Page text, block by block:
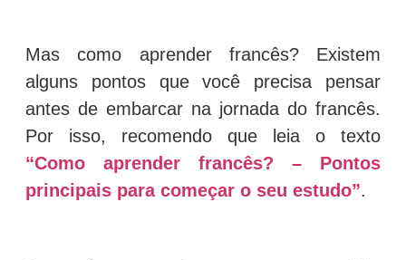
Mas como aprender francês? Existem
alguns pontos que você precisa pensar
antes de embarcar na jornada do francês.
Por isso, recomendo que leia o texto
“Como aprender francês? – Pontos
principais para começar o seu estudo”.